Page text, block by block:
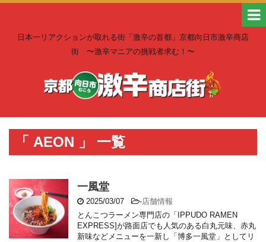
日本一リアクションが取れる街「激辛の首都」京都向日市激辛商店
街 〜激辛マニアの挑戦者求む！〜
「 AEON 」 一覧
一風堂
2025/03/07 -店舗情報
とんこつラーメン専門店の「IPPUDO RAMEN
EXPRESS]が路面店でも人気のある白丸元味、赤丸
新味などメニューを一新し「博多一風堂」としてリ